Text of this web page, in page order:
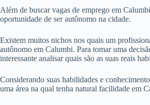
Além de buscar vagas de emprego em
oportunidade de ser autônomo na cidade.
Existem muitos nichos nos quais um
autônomo em Calumbi. Para tomar uma
interessante analisar quais são as suas reais
Considerando suas habilidades e
uma área na qual tenha natural facilidade em